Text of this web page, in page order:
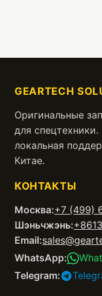
GEARTECH
Оригинальные
для спецтехники.
локальная
Китае.
КОНТАКТЫ
Москва:+7 (499)
Шэньчжэнь:
Email:
WhatsApp:
Telegram: